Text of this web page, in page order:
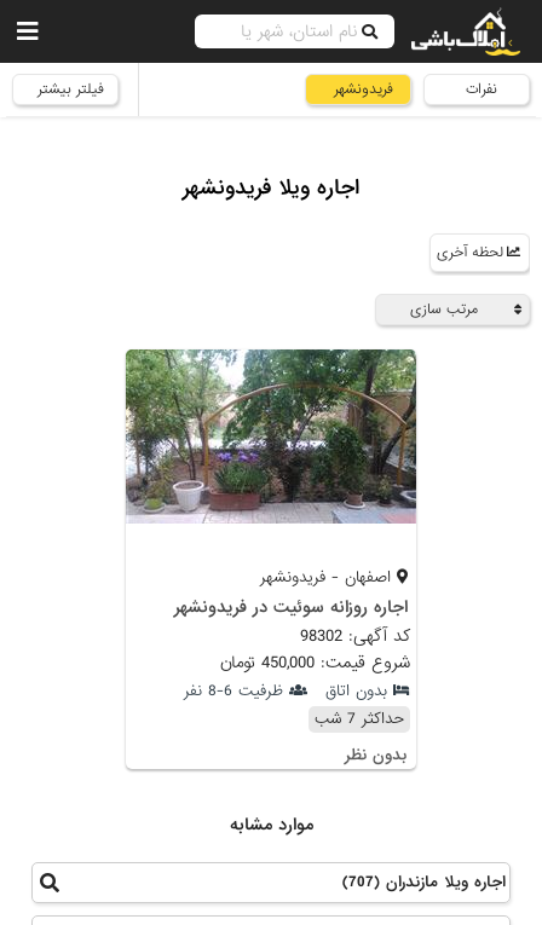
نفرات فریدونشهر فیلتر بیشتر
اجاره ویلا فریدونشهر
لحظه آخری
مرتب سازی
اصفهان - فریدونشهر
اجاره روزانه سوئیت در فریدونشهر
کد آگهی: 98302
شروع قیمت: 450,000 تومان
بدون اتاق
ظرفیت 6-8 نفر
حداکثر 7 شب
بدون نظر
موارد مشابه
اجاره ویلا مازندران (707)